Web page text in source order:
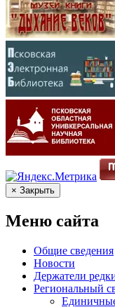
× Закрыть
Меню сайта
Общие сведения
Новости
Держатели
Региональный